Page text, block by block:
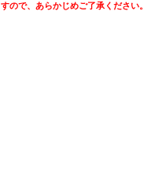
ので、あらかじめご了承ください